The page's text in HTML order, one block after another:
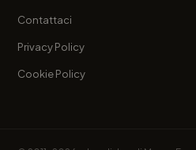
Contattaci
Privacy Policy
Cookie Policy